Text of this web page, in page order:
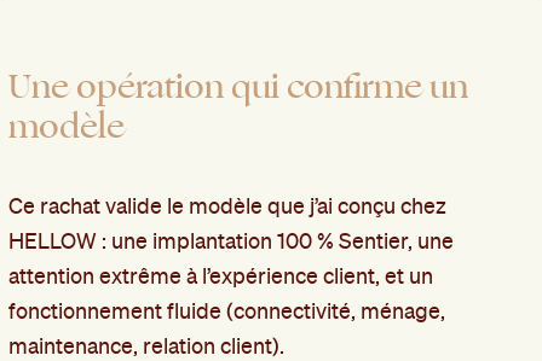
Une opération qui confirme un
modèle
Ce rachat valide le modèle que j’ai conçu chez
HELLOW : une implantation 100 % Sentier, une
attention extrême à l’expérience client, et un
fonctionnement fluide (connectivité, ménage,
maintenance, relation client).